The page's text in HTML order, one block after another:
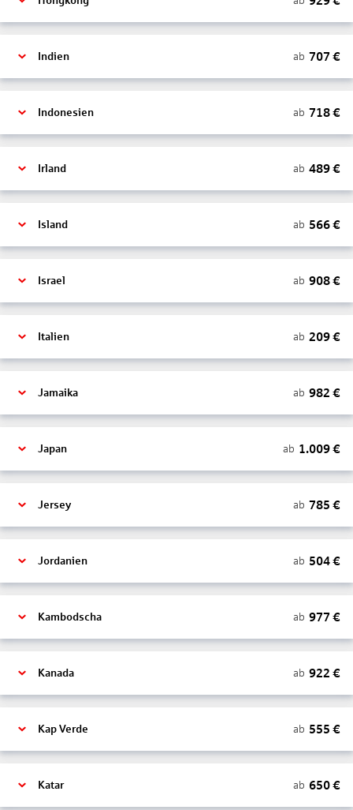
Indien ab 707 €
Indonesien ab 718€
Irland ab 489€
Island ab 566€
Israel ab 908€
Italien ab 209€
Jamaika ab 982 €
Japan ab 1.009€
Jersey ab 785 €
Jordanien ab 504€
Kambodscha ab 977 €
Kanada ab 922 €
Kap Verde ab 555 €
Katar ab 650€